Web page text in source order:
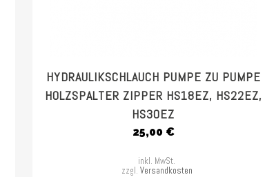
HYDRAULIKSCHLAUCH PUMPE ZU PUMPE
HOLZSPALTER ZIPPER HS18EZ, HS22EZ,
HS30EZ
25,00 €
inkl. MwSt.
zzgl. Versandkosten